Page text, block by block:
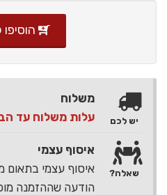
משלוח
עלות משלוח עד הבית - 30.00
איסוף עצמי
איסוף עצמי
הודעה שההזמנה
יש לכם
שאלה?